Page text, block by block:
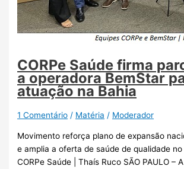
CORPe Saúde firma
a operadora BemStar
atuação na Bahia
1 Comentário / Matéria / Moderador
Movimento reforça plano de expansão
e amplia a oferta de saúde de qualidade
CORPe Saúde | Thaís Ruco SÃO PAULO –